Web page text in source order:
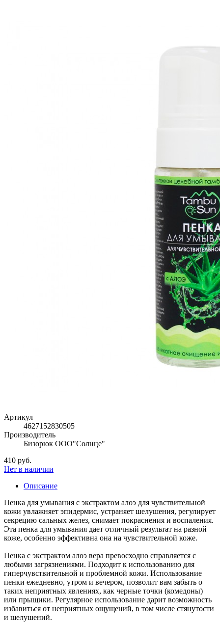
Артикул
4627152830505
Производитель
Бизорюк ООО"Солнце"
410 руб.
Нет в наличии
Описание
Пенка для умывания с экстрактом алоэ для чувствительной
кожи увлажняет эпидермис, устраняет шелушения, регулирует
секрецию сальных желез, снимает покраснения и воспаления.
Эта пенка для умывания дает отличный результат на разной
коже, особенно эффективна она на чувствительной коже.
Пенка с экстрактом алоэ вера превосходно справляется с
любыми загрязнениями. Подходит к использованию для
гиперчувствительной и проблемной кожи. Использование
пенки ежедневно, утром и вечером, позволит вам забыть о
таких неприятных явлениях, как черные точки (комедоны)
или прыщики. Регулярное использование дарит возможность
избавиться от неприятных ощущений, в том числе стянутости
и шелушений.